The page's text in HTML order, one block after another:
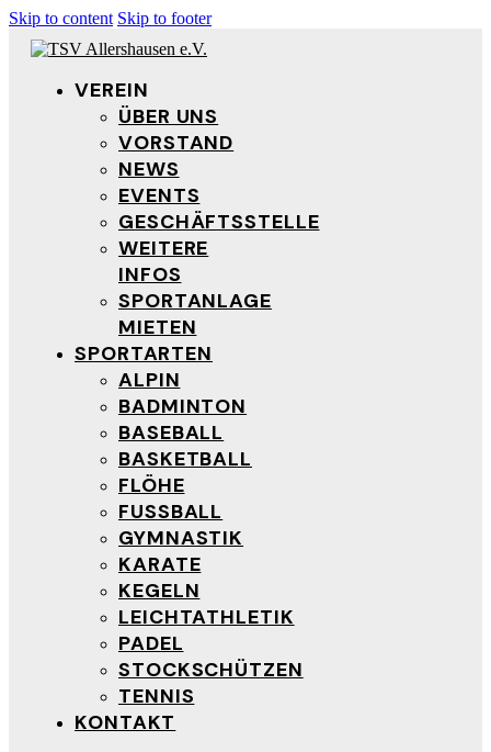
Skip to content Skip to footer
VEREIN
ÜBER UNS
VORSTAND
NEWS
EVENTS
GESCHÄFTSSTELLE
WEITERE
INFOS
SPORTANLAGE
MIETEN
SPORTARTEN
ALPIN
BADMINTON
BASEBALL
BASKETBALL
FLÖHE
FUSSBALL
GYMNASTIK
KARATE
KEGELN
LEICHTATHLETIK
PADEL
STOCKSCHÜTZEN
TENNIS
KONTAKT